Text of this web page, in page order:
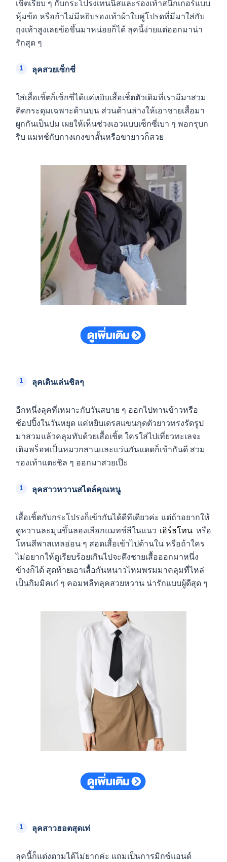
เชิ้ตเรียบ ๆ กับกระโปรงเทนนิสและรองเท้าสนีกเกอร์แบบ
หุ้มข้อ หรือถ้าไม่มีหยิบรองเท้าผ้าใบคู่โปรดที่มีมาใส่กับ
ถุงเท้าสูงเลยข้อขึ้นมาหน่อยก็ได้ ลุคนี้ง่ายแต่ออกมาน่า
รักสุด ๆ
ลุคสวยเซ็กซี่
ใส่เสื้อเชิ้ตก็เซ็กซี่ได้แค่หยิบเสื้อเชิ้ตตัวเดิมที่เรามีมาสวม
ติดกระดุมเฉพาะด้านบน ส่วนด้านล่างให้เอาชายเสื้อมา
ผูกกันเป็นปม เผยให้เห็นช่วงเอวแบบเซ็กซี่เบา ๆ พอกรุบก
ริบ แมทช์กับกางเกงขาสั้นหรือขายาวก็สวย
ลุคเดินเล่นชิลๆ
อีกหนึ่งลุคที่เหมาะกับวันสบาย ๆ ออกไปทานข้าวหรือ
ช้อปปิ้งในวันหยุด แค่หยิบเดรสแขนกุดตัวยาวทรงรัดรูป
มาสวมแล้วคลุมทับด้วยเสื้อเชิ้ต ใครใส่ไปเที่ยวทะเลจะ
เติมพร็อพเป็นหมวกสานและแว่นกันแดดก็เข้ากันดี สวม
รองเท้าแตะชิล ๆ ออกมาสวยเป๊ะ
ลุคสาวหวานสไตล์คุณหนู
เสื้อเชิ้ตกับกระโปรงก็เข้ากันได้ดีทีเดียวค่ะ แต่ถ้าอยากให้
ดูหวานละมุนขึ้นลองเลือกแมทช์สีในแนว เอิร์ธโทน หรือ
โทนสีพาสเทลอ่อน ๆ สอดเสื้อเข้าไปด้านใน หรือถ้าใคร
ไม่อยากให้ดูเรียบร้อยเกินไปจะดึงชายเสื้อออกมาหนึ่ง
ข้างก็ได้ สุดท้ายเอาเสื้อกันหนาวไหมพรมมาคลุมที่ไหล่
เป็นกิมมิคเก๋ ๆ คอมพลีทลุคสวยหวาน น่ารักแบบผู้ดีสุด ๆ
ลุคสาวฮอตสุดเท่
ลุคนี้ก็แต่งตามได้ไม่ยากค่ะ แถมเป็นการมิกซ์แอนด์